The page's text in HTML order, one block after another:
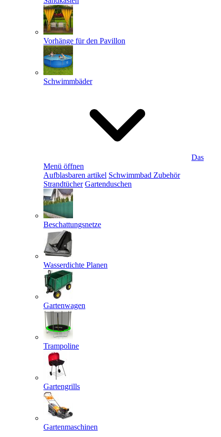
Vorhänge für den Pavillon
Schwimmbäder
Das
Menü öffnen
Aufblasbaren artikel Schwimmbad Zubehör
Strandtücher Gartenduschen
Beschattungsnetze
Wasserdichte Planen
Gartenwagen
Trampoline
Gartengrills
Gartenmaschinen